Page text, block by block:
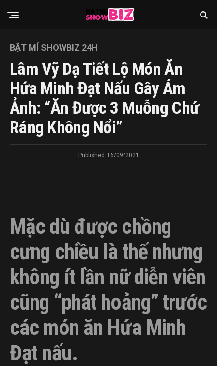
BẬT MÍ SHOWBIZ 24H
Lâm Vỹ Dạ Tiết Lộ Món Ăn
Hứa Minh Đạt Nấu Gây Ám
Ảnh: “Ăn Được 3 Muỗng Chứ
Ráng Không Nổi”
Published 16/09/2021
Mặc dù được chồng
cưng chiều là thế nhưng
không ít lần nữ diễn viên
cũng “phát hoảng” trước
các món ăn Hứa Minh
Đạt nấu.